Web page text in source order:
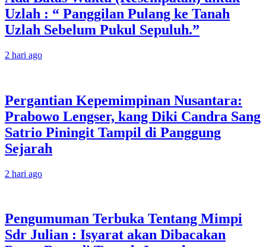
Uzlah : “ Panggilan Pulang ke Tanah
Uzlah Sebelum Pukul Sepuluh.”
2 hari ago
Pergantian Kepemimpinan Nusantara:
Prabowo Lengser, kang Diki Candra Sang
Satrio Piningit Tampil di Panggung
Sejarah
2 hari ago
Pengumuman Terbuka Tentang Mimpi
Sdr Julian : Isyarat akan Dibacakan